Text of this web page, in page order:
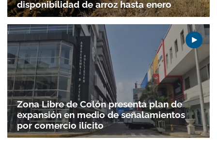
disponibilidad de arroz hasta enero
Zona Libre de Colón presenta plan de
expansión en medio de señalamientos
por comercio ilícito